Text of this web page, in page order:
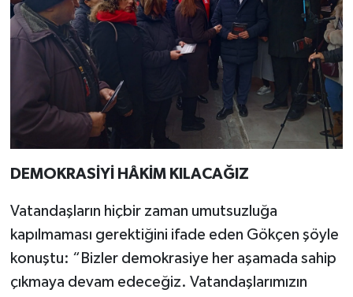
DEMOKRASİYİ HÂKİM KILACAĞIZ
Vatandaşların hiçbir zaman umutsuzluğa
kapılmaması gerektiğini ifade eden Gökçen şöyle
konuştu: “Bizler demokrasiye her aşamada sahip
çıkmaya devam edeceğiz. Vatandaşlarımızın